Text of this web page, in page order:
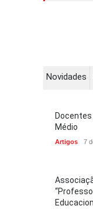
Novidades
Docentes
Médio
Artigos 7